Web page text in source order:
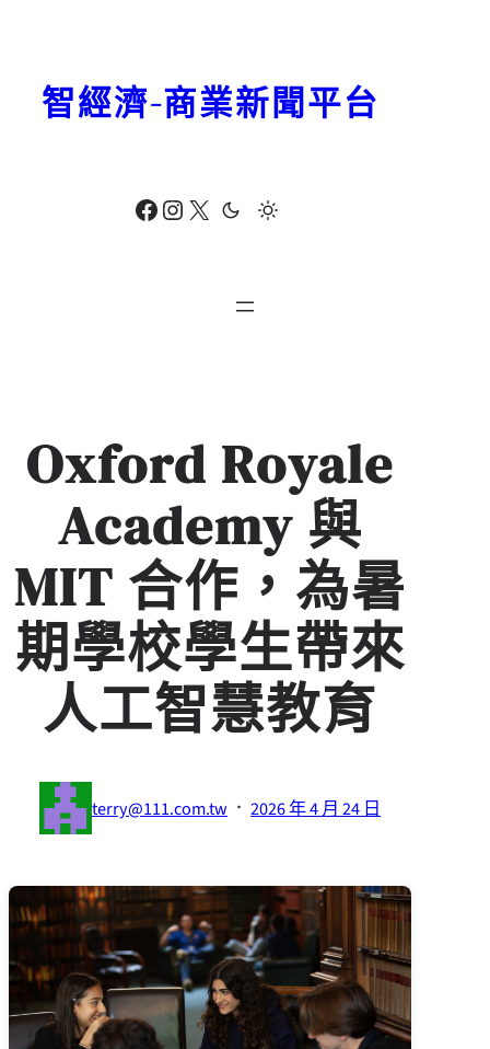
Facebook Instagram X
智經濟-商業新聞平台
Oxford Royale
Academy 與
MIT 合作，為暑
期學校學生帶來
人工智慧教育
terry@111.com.tw · 2026 年 4 月 24 日